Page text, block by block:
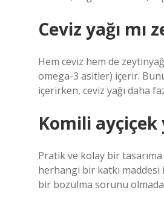
Ceviz yağı mı
Hem ceviz hem de
omega-3 asitler) içerir.
içerirken, ceviz yağı daha
Komili ayçiçek
Pratik ve kolay bir
herhangi bir katkı maddesi
bir bozulma sorunu